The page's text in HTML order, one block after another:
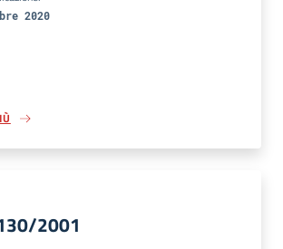
2020
2001